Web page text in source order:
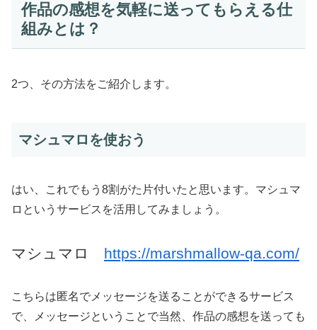
作品の感想を気軽に送ってもらえる仕
組みとは？
2つ、その方法をご紹介します。
マシュマロを使おう
はい、これでもう8割がた片付いたと思います。マシュマ
ロというサービスを活用してみましょう。
マシュマロ https://marshmallow-qa.com/
こちらは匿名でメッセージを送ることができるサービス
で、メッセージということで当然、作品の感想を送っても